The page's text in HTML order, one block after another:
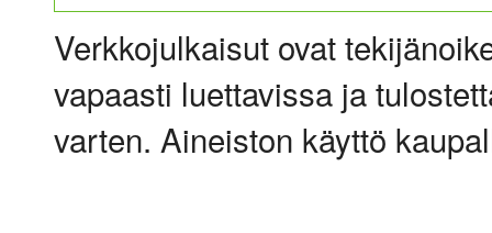
Verkkojulkaisut ovat
vapaasti luettavissa ja
varten. Aineiston käyttö